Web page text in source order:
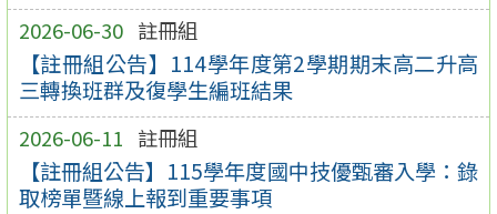
2026-06-30 註冊組
【註冊組公告】114學年度第2學期期末高二升高
三轉換班群及復學生編班結果
2026-06-11 註冊組
【註冊組公告】115學年度國中技優甄審入學：錄
取榜單暨線上報到重要事項